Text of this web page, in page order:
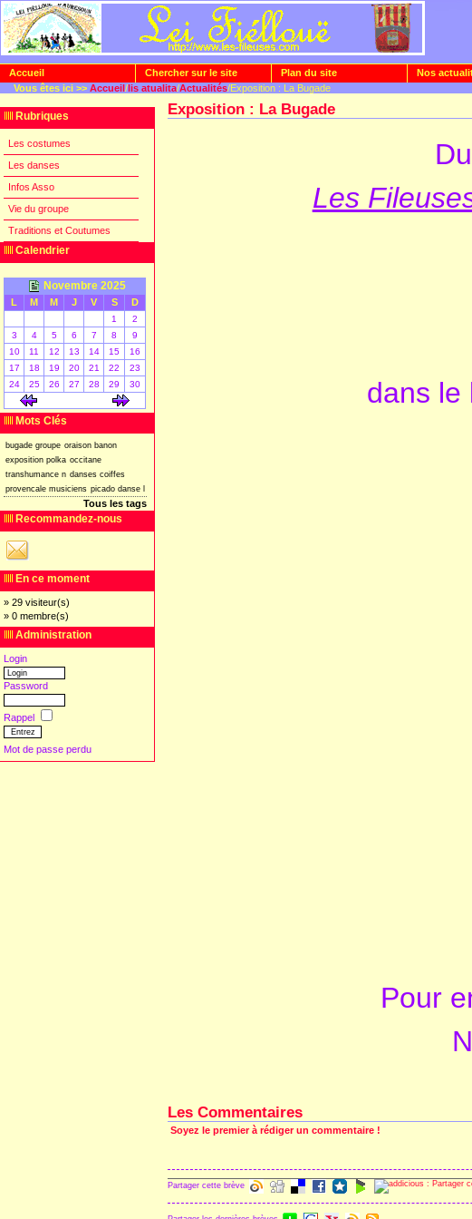
Accueil Chercher sur le site Plan du site Nos
Vous êtes ici >> Accueil/lis atualita/Actualités/Exposition : La Bugade
Rubriques
Les costumes
Les danses
Infos Asso
Vie du groupe
Traditions et Coutumes
Calendrier
Novembre 2025
L M M J V S D
1
2
3
4 5 6 7 8
9
10
11 12 13 14 15
16
17
18 19 20 21 22
23
24
25 26 27 28 29 30
Mots Clés
bugade groupe oraison banon
exposition polka occitane
transhumance n danses coiffes
provencale musiciens picado danse
Tous les tags
Recommandez-nous
En ce moment
» 29 visiteur(s)
» 0 membre(s)
Administration
Login
Password
Rappel
Mot de passe perdu
Exposition : La Bugade
Les
dans le
Pour
Les Commentaires
Soyez le premier à rédiger un commentaire !
Partager cette brève